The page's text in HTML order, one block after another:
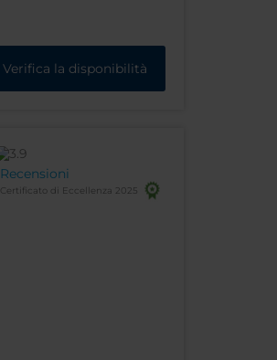
Verifica la disponibilità
Recensioni
Certificato di Eccellenza 2025